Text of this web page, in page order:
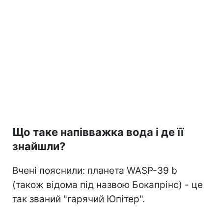
Що таке напівважка вода і де її
знайшли?
Вчені пояснили: планета WASP-39 b
(також відома під назвою Бокапрінс) - це
так званий "гарячий Юпітер".